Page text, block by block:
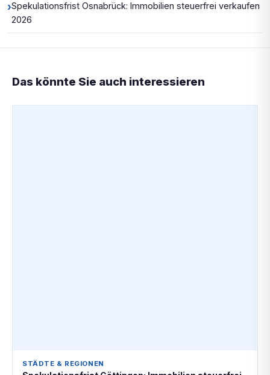
›Spekulationsfrist Osnabrück: Immobilien steuerfrei verkaufen
2026
Das könnte Sie auch interessieren
STÄDTE & REGIONEN